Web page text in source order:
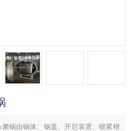
菌锅由锅体、锅盖、开启装置、锁紧楔